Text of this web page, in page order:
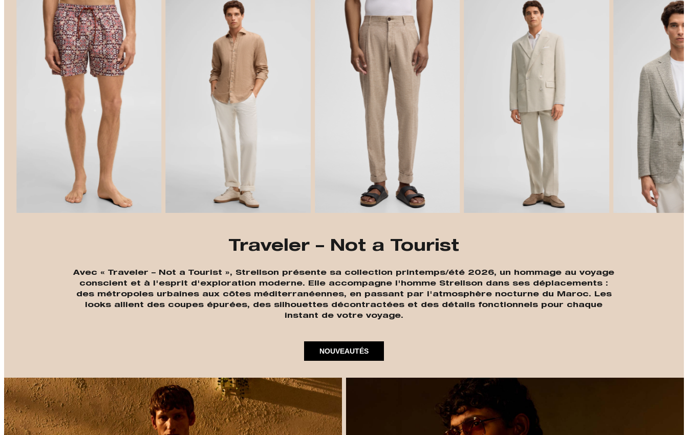
Traveler – Not a Tourist
Avec « Traveler – Not a Tourist », Strellson présente sa collection printemps/été 2026, un hommage au voyage
conscient et à l'esprit d'exploration moderne. Elle accompagne l'homme Strellson dans ses déplacements :
des métropoles urbaines aux côtes méditerranéennes, en passant par l'atmosphère nocturne du Maroc. Les
looks allient des coupes épurées, des silhouettes décontractées et des détails fonctionnels pour chaque
instant de votre voyage.
NOUVEAUTÉS